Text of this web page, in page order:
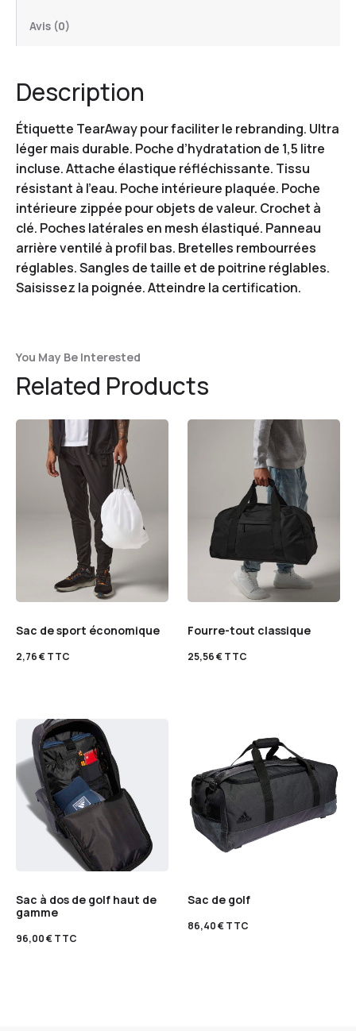
Avis (0)
Description
Étiquette TearAway pour faciliter le rebranding. Ultra
léger mais durable. Poche d’hydratation de 1,5 litre
incluse. Attache élastique réfléchissante. Tissu
résistant à l’eau. Poche intérieure plaquée. Poche
intérieure zippée pour objets de valeur. Crochet à
clé. Poches latérales en mesh élastiqué. Panneau
arrière ventilé à profil bas. Bretelles rembourrées
réglables. Sangles de taille et de poitrine réglables.
Saisissez la poignée. Atteindre la certification.
You May Be Interested
Related Products
Sac de sport économique
2,76€TTC
Fourre-tout classique
25,56€TTC
Sac à dos de golf haut de
gamme
96,00€TTC
Sac de golf
86,40€TTC